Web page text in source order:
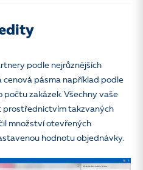
podle nejrůznějších
cenová pásma například podle
zakázek. Všechny vaše
prostřednictvím takzvaných
množství otevřených
hodnotu objednávky.